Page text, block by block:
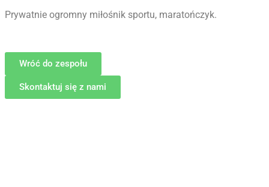
Prywatnie ogromny miłośnik sportu, maratończyk.
Wróć do zespołu
Skontaktuj się z nami